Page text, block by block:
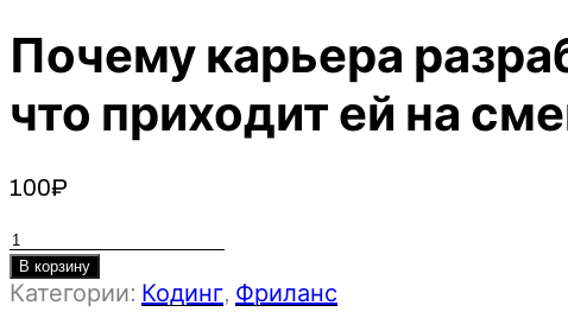
Почему карьера
что приходит ей на
100₽
Количество
товара
Почему
В корзину
Категории: Кодинг, Фриланс